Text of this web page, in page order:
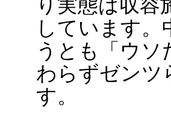
り実態は収
しています
うとも「ウソ
わらずゼンツ
す。